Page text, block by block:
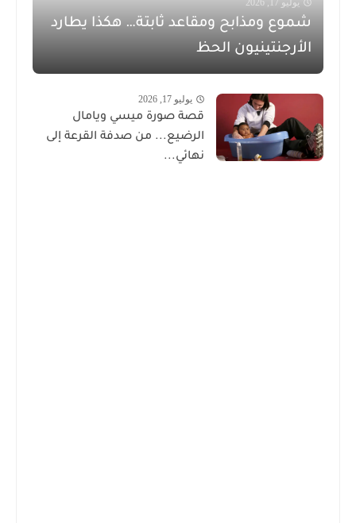
يوليو 17, 2026
شموع ومذابح ومقاعد ثابتة… هكذا يطارد
الأرجنتينيون الحظ
يوليو 17, 2026
قصة صورة ميسي ويامال
الرضيع... من صدفة القرعة إلى
نهائي...